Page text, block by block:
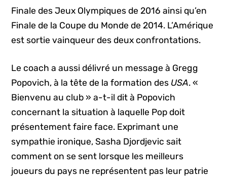
Finale des Jeux Olympiques de 2016 ainsi qu’en
Finale de la Coupe du Monde de 2014. L’Amérique
est sortie vainqueur des deux confrontations.
Le coach a aussi délivré un message à Gregg
Popovich, à la tête de la formation des USA. «
Bienvenu au club » a-t-il dit à Popovich
concernant la situation à laquelle Pop doit
présentement faire face. Exprimant une
sympathie ironique, Sasha Djordjevic sait
comment on se sent lorsque les meilleurs
joueurs du pays ne représentent pas leur patrie